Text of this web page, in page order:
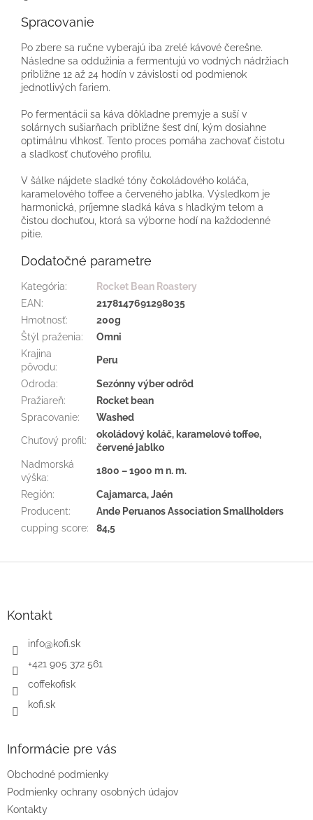
Spracovanie
Po zbere sa ručne vyberajú iba zrelé kávové čerešne.
Následne sa oddužinia a fermentujú vo vodných nádržiach
približne 12 až 24 hodín v závislosti od podmienok
jednotlivých fariem.
Po fermentácii sa káva dôkladne premyje a suší v
solárnych sušiarňach približne šesť dní, kým dosiahne
optimálnu vlhkosť. Tento proces pomáha zachovať čistotu
a sladkosť chuťového profilu.
V šálke nájdete sladké tóny čokoládového koláča,
karamelového toffee a červeného jablka. Výsledkom je
harmonická, príjemne sladká káva s hladkým telom a
čistou dochuťou, ktorá sa výborne hodí na každodenné
pitie.
Dodatočné parametre
Kategória:
Rocket Bean Roastery
EAN:
2178147691298035
Hmotnosť:
200g
Štýl praženia:
Omni
Krajina
pôvodu:
Peru
Odroda:
Sezónny výber odrôd
Pražiareň:
Rocket bean
Spracovanie: Washed
Chuťový profil :
okoládový koláč, karamelové toffee,
červené jablko
Nadmorská
výška:
1800 – 1900 m n. m.
Región:
Cajamarca, Jaén
Producent:
Ande Peruanos Association Smallholders
cupping score: 84,5
Kontakt
info@kofi.sk
+421 905 372 561
coffekofisk
kofi.sk
Informácie pre vás
Obchodné podmienky
Podmienky ochrany osobných údajov
Kontakty